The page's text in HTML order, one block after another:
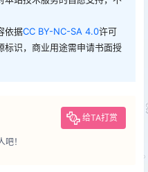
依据CC BY-NC-SA 4.0许可
标识，商业用途需申请书面授
给TA打赏
！